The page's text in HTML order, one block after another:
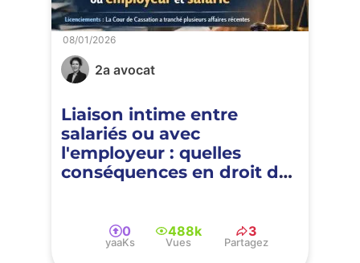
2a avocat
Liaison intime entre
salariés ou avec
l'employeur : quelles
conséquences en droit du
08/01/2026
0
yaaKs
488k
Vues
3
Partagez